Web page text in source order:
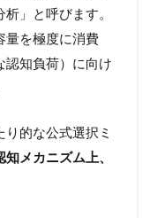
」と呼びます。
量を極度に消費
認知負荷）に向け
的な公式選択ミ
知メカニズム上、